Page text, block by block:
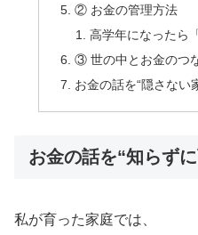
② お金の管理方法
高学年になったら
③ 世の中とお金のつ
お金の話を“隠さない
お金の話を“知らず
私が育った家庭では、